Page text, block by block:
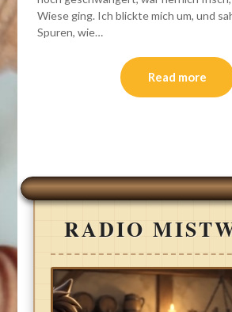
Wiese ging. Ich blickte mich um, und
Spuren, wie…
Read more
RADIO